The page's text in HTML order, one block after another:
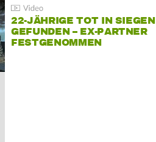
22-JÄHRIGE TOT IN SIEGEN
GEFUNDEN – EX-PARTNER
FESTGENOMMEN